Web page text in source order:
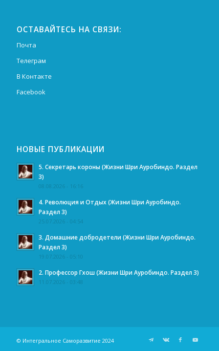
ОСТАВАЙТЕСЬ НА СВЯЗИ:
Почта
Телеграм
В Контакте
Facebook
НОВЫЕ ПУБЛИКАЦИИ
5. Секретарь короны (Жизни Шри Ауробиндо. Раздел
3)
08.08.2026 - 16:16
4. Революция и Отдых (Жизни Шри Ауробиндо.
Раздел 3)
25.07.2026 - 04:54
3. Домашние добродетели (Жизни Шри Ауробиндо.
Раздел 3)
19.07.2026 - 05:10
2. Профессор Гхош (Жизни Шри Ауробиндо. Раздел 3)
11.07.2026 - 03:48
© Интегральное Саморазвитие 2024